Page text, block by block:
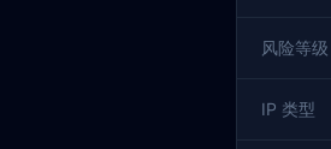
风险等级
IP 类型